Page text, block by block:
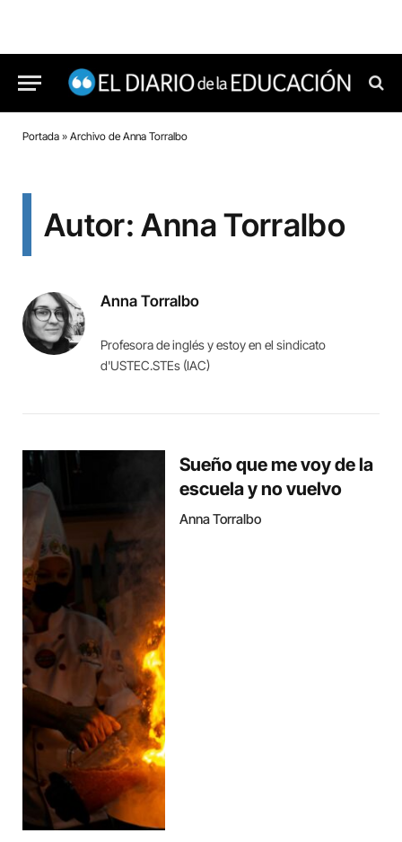
Portada » Archivo de Anna Torralbo
Autor: Anna Torralbo
Anna Torralbo
Profesora de inglés y estoy en el sindicato
d'USTEC.STEs (IAC)
Sueño que me voy de la
escuela y no vuelvo
Anna Torralbo